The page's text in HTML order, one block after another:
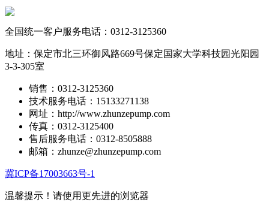
全国统一客户服务电话： 0312-3125360
地址：保定市北三环御风路669号保定国家大学科技园光阳园
3-3-305室
销售：0312-3125360
技术服务电话：15133271138
网址：http://www.zhunzepump.com
传真：0312-3125400
售后服务电话：0312-8505888
邮箱：zhunze@zhunzepump.com
冀ICP备17003663号-1
温馨提示！ 请使用更先进的浏览器